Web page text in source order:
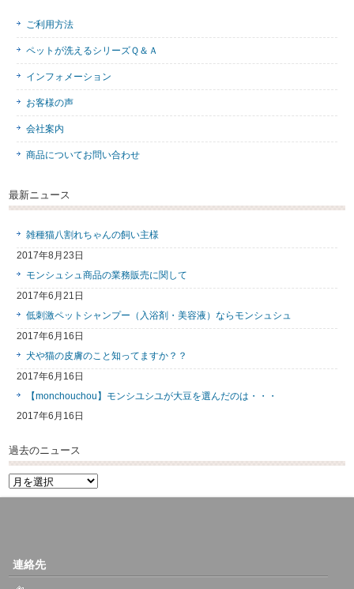
ご利用方法
ペットが洗えるシリーズＱ＆Ａ
インフォメーション
お客様の声
会社案内
商品についてお問い合わせ
最新ニュース
雑種猫八割れちゃんの飼い主様
2017年8月23日
モンシュシュ商品の業務販売に関して
2017年6月21日
低刺激ペットシャンプー（入浴剤・美容液）ならモンシュシュ
2017年6月16日
犬や猫の皮膚のこと知ってますか？？
2017年6月16日
【monchouchou】モンシユシユが大豆を選んだのは・・・
2017年6月16日
過去のニュース
過
ス
連絡先